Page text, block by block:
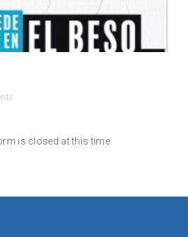
is closed at this time.